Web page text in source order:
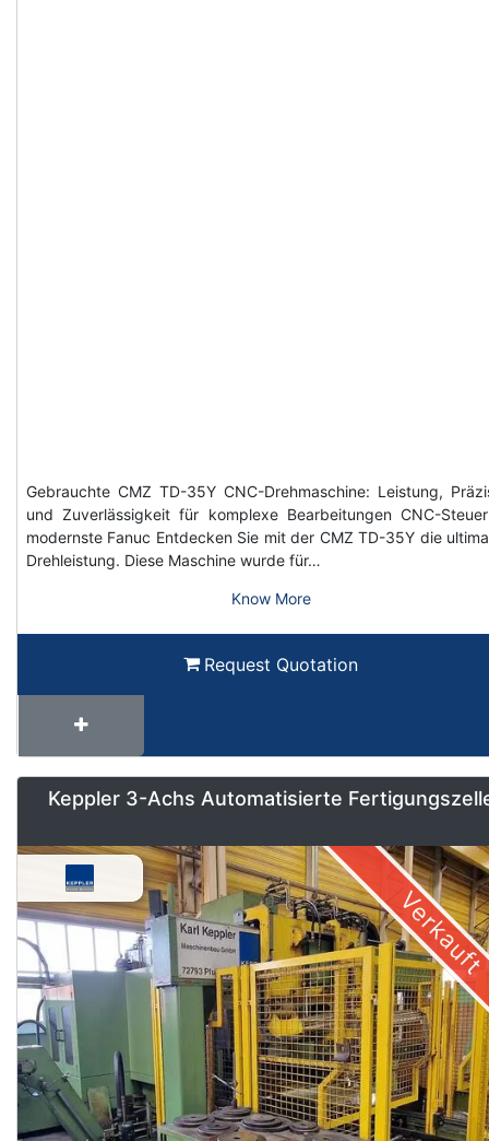
Gebrauchte CMZ TD-35Y CNC-Drehmaschine: Leistung,
und Zuverlässigkeit für komplexe Bearbeitungen CNC-
modernste Fanuc Entdecken Sie mit der CMZ TD-35Y die
Drehleistung. Diese Maschine wurde für…
Know More
Request Quotation
Keppler 3-Achs Automatisierte
Verkauft